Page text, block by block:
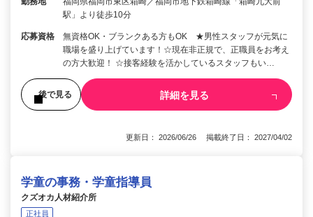
駅」より徒歩10分
応募資格
無資格OK・ブランクある方もOK ★男性スタッフが元気に
職場を盛り上げています！☆現在非正規で、正職員をお考え
の方大歓迎！ ☆接客経験を活かしているスタッフもい…
後で見る 詳細を見る
更新日： 2026/06/26 掲載終了日： 2027/04/02
学童の事務・学童指導員
クズオカ人材紹介所
正社員